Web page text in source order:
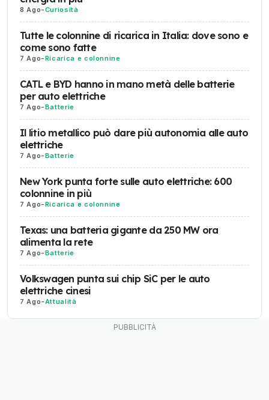
8 Ago-Curiosità
Tutte le colonnine di ricarica in Italia: dove sono e
come sono fatte
7 Ago-Ricarica e colonnine
CATL e BYD hanno in mano metà delle batterie
per auto elettriche
7 Ago-Batterie
Il litio metallico può dare più autonomia alle auto
elettriche
7 Ago-Batterie
New York punta forte sulle auto elettriche: 600
colonnine in più
7 Ago-Ricarica e colonnine
Texas: una batteria gigante da 250 MW ora
alimenta la rete
7 Ago-Batterie
Volkswagen punta sui chip SiC per le auto
elettriche cinesi
7 Ago-Attualità